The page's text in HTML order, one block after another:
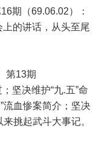
期（69.06.02）：
的讲话，从头至尾
第13期
坚决维护“九.五”命
流血惨案简介；坚决
挑起武斗大事记。